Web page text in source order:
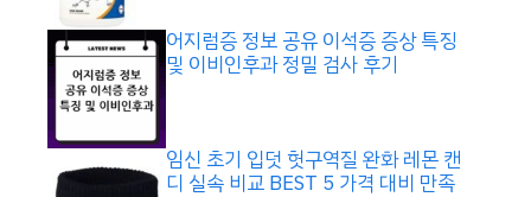
어지럼증 정보 공유 이석증 증상 특징
및 이비인후과 정밀 검사 후기
임신 초기 입덧 헛구역질 완화 레몬 캔
디 실속 비교 BEST 5 가격 대비 만족